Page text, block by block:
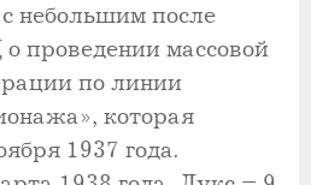
небольшим после
проведении массовой
по линии
которая
1937 года.